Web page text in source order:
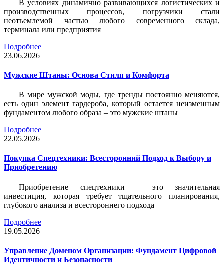
В условиях динамично развивающихся логистических и
производственных процессов, погрузчики стали
неотъемлемой частью любого современного склада,
терминала или предприятия
Подробнее
23.06.2026
Мужские Штаны: Основа Стиля и Комфорта
В мире мужской моды, где тренды постоянно меняются,
есть один элемент гардероба, который остается неизменным
фундаментом любого образа – это мужские штаны
Подробнее
22.05.2026
Покупка Спецтехники: Всесторонний Подход к Выбору и
Приобретению
Приобретение спецтехники – это значительная
инвестиция, которая требует тщательного планирования,
глубокого анализа и всестороннего подхода
Подробнее
19.05.2026
Управление Доменом Организации: Фундамент Цифровой
Идентичности и Безопасности